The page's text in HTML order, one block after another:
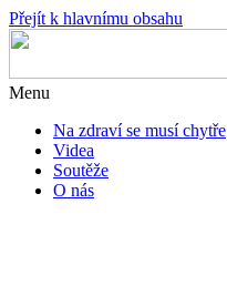
Přejít k hlavnímu obsahu
Menu
Na zdraví se musí chytře
Videa
Soutěže
O nás